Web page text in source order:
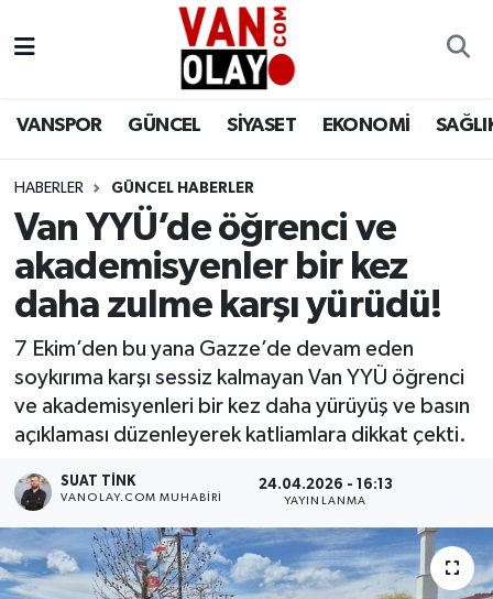
VANSPOR GÜNCEL SİYASET EKONOMİ
HABERLER GÜNCEL HABERLER
Van YYÜ’de öğrenci ve
akademisyenler bir kez
daha zulme karşı yürüdü!
7 Ekim’den bu yana Gazze’de devam eden
soykırıma karşı sessiz kalmayan Van YYÜ öğrenci
ve akademisyenleri bir kez daha yürüyüş ve basın
açıklaması düzenleyerek katliamlara dikkat çekti.
SUAT TINK
VANOLAY.COM MUHABIRI
24.04.2026 - 16:13
YAYINLANMA
Siyaset
Ekonomi
Sağlık
Bilim & Teknoloji
Dünya
RESMİ İLANLAR
Van Nöbetçi Eczaneler
Van Namaz Vakitleri
Van Trafik Yoğunluk Haritası
Süper Lig Puan Durumu ve Fikstür
Tüm Manşetler
Son Dakika Haberleri
Haber Arşivi